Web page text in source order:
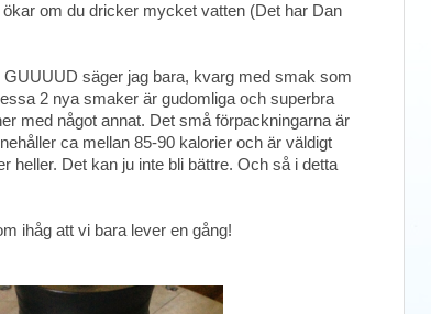
om du dricker mycket vatten (Det har Dan
säger jag bara, kvarg med smak som
2 nya smaker är gudomliga och superbra
med något annat. Det små förpackningarna är
ca mellan 85-90 kalorier och är väldigt
heller. Det kan ju inte bli bättre. Och så i detta
ihåg att vi bara lever en gång!